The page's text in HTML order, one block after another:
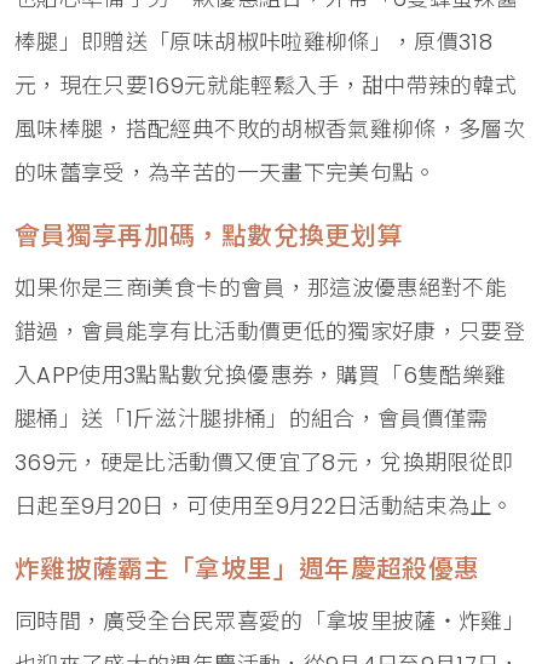
棒腿」即贈送「原味胡椒咔啦雞柳條」，原價318
元，現在只要169元就能輕鬆入手，甜中帶辣的韓式
風味棒腿，搭配經典不敗的胡椒香氣雞柳條，多層次
的味蕾享受，為辛苦的一天畫下完美句點。
會員獨享再加碼，點數兌換更划算
如果你是三商i美食卡的會員，那這波優惠絕對不能
錯過，會員能享有比活動價更低的獨家好康，只要登
入APP使用3點點數兌換優惠券，購買「6隻酷樂雞
腿桶」送「1斤滋汁腿排桶」的組合，會員價僅需
369元，硬是比活動價又便宜了8元，兌換期限從即
日起至9月20日，可使用至9月22日活動結束為止。
炸雞披薩霸主「拿坡里」週年慶超殺優惠
同時間，廣受全台民眾喜愛的「拿坡里披薩‧炸雞」